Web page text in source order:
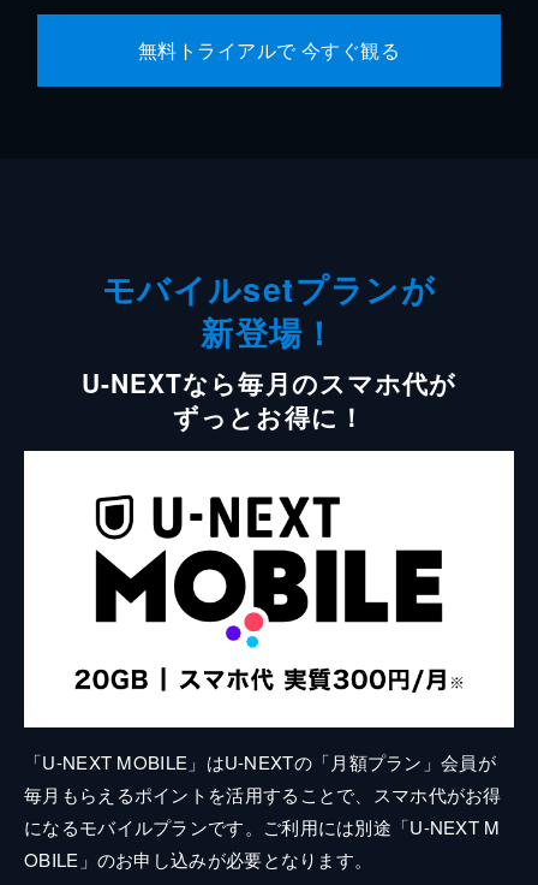
無料トライアルで 今すぐ観る
モバイルsetプランが
新登場！
U-NEXTなら毎月のスマホ代が
ずっとお得に！
「U-NEXT MOBILE」はU-NEXTの「月額プラン」会員が
毎月もらえるポイントを活用することで、スマホ代がお得
になるモバイルプランです。ご利用には別途「U-NEXT M
OBILE」のお申し込みが必要となります。